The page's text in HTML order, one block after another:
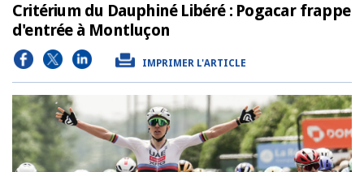
Critérium du Dauphiné Libéré : Pogacar frappe
d'entrée à Montluçon
IMPRIMER L'ARTICLE